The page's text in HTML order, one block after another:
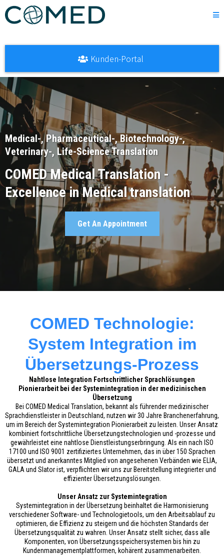
Kunden-Portal
Medical-, Pharmaceutical-, Biotechnology-,
Veterinary-, Life-Science Translation
COMED Medical Translation -
Excellence in Medical translation
Get An Appointment
COMED Technologie:
System Integration im
Übersetzungs-Prozess
Nahtlose Integration Fortschrittlicher Sprachlösungen
Pionierarbeit bei der Systemintegration in der medizinischen
Übersetzung
Bei COMED Medical Translation, bekannt als führender medizinischer
Sprachdienstleister in Deutschland, nutzen wir 30 Jahre Branchenerfahrung,
um im Bereich der Systemintegration Pionierarbeit zu leisten. Unser Ansatz
kombiniert fortschrittliche Übersetzungstechnologien und -prozesse und
gewährleistet eine nahtlose Dienstleistungserbringung. Als ein nach ISO
17100 und ISO 9001 zertifiziertes Unternehmen, das in über 150 Sprachen
übersetzt und anerkanntes Mitglied von angesehenen Verbänden wie ELIA,
GALA und Slator ist, verpflichten wir uns zur Bereitstellung integrierter und
effizienter Übersetzungslösungen.
Unser Ansatz zur Systemintegration
Systemintegration in der Übersetzung beinhaltet die Harmonisierung
verschiedener Software- und Technologietools, um den Arbeitsablauf zu
optimieren, die Effizienz zu steigern und die höchsten Standards der
Übersetzungsqualität zu wahren. Unser Ansatz stellt sicher, dass alle
Komponenten, von Übersetzungsspeichersystemen bis hin zu
Kundenmanagementplattformen, kohärent zusammenarbeiten.